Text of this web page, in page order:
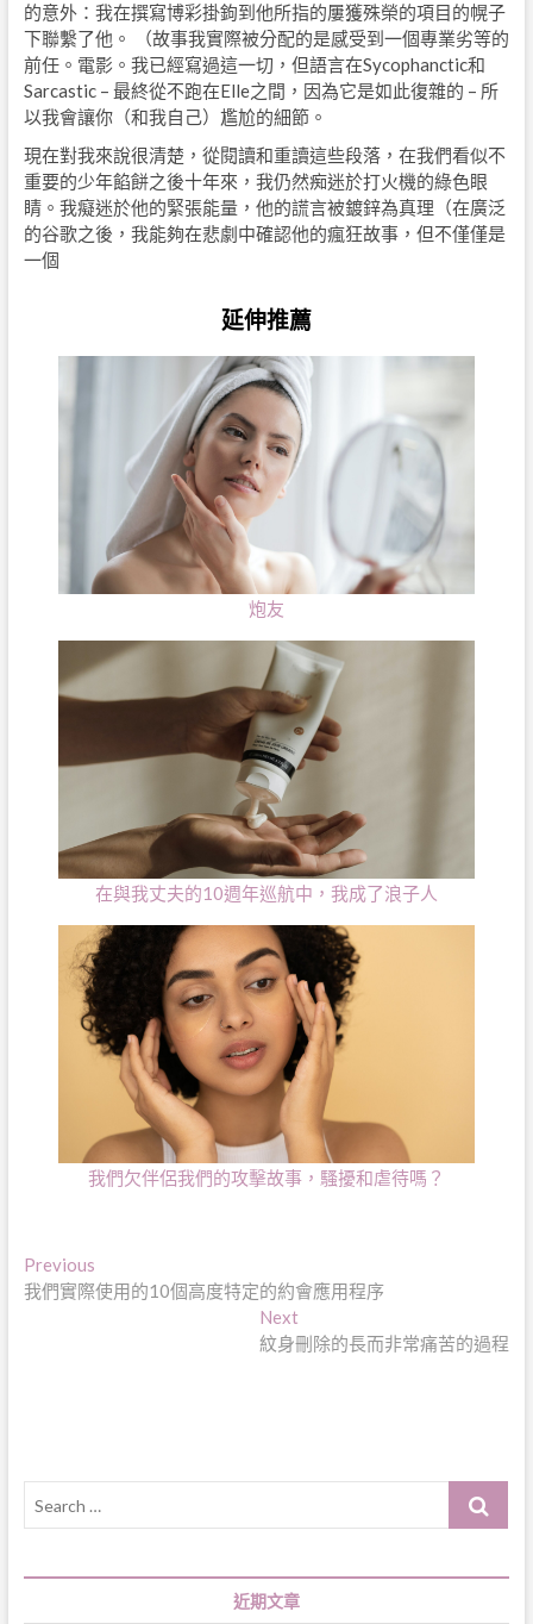
的意外：我在撰寫博彩掛鉤到他所指的屢獲殊榮的項目的幌子
下聯繫了他。 （故事我實際被分配的是感受到一個專業劣等的
前任。電影。我已經寫過這一切，但語言在Sycophanctic和
Sarcastic – 最終從不跑在Elle之間，因為它是如此復雜的 – 所
以我會讓你（和我自己）尷尬的細節。
現在對我來說很清楚，從閱讀和重讀這些段落，在我們看似不
重要的少年餡餅之後十年來，我仍然痴迷於打火機的綠色眼
睛。我癡迷於他的緊張能量，他的謊言被鍍鋅為真理（在廣泛
的谷歌之後，我能夠在悲劇中確認他的瘋狂故事，但不僅僅是
一個
延伸推薦
炮友
在與我丈夫的10週年巡航中，我成了浪子人
我們欠伴侶我們的攻擊故事，騷擾和虐待嗎？
文
章
PreviousPrevious
post:
我們實際使用的10個高度特定的約會應用程序
NextNext
post:
紋身刪除的長而非常痛苦的過程
Search
近期文章